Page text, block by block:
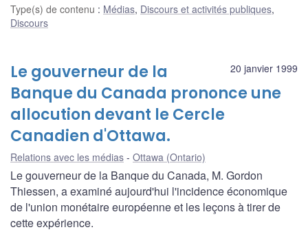
Type(s) de contenu : Médias, Discours et activités publiques,
Discours
20 janvier 1999
Le gouverneur de la
Banque du Canada prononce une
allocution devant le Cercle
Canadien d'Ottawa.
Relations avec les médias Ottawa (Ontario)
Le gouverneur de la Banque du Canada, M. Gordon
Thiessen, a examiné aujourd'hui l'incidence économique
de l'union monétaire européenne et les leçons à tirer de
cette expérience.